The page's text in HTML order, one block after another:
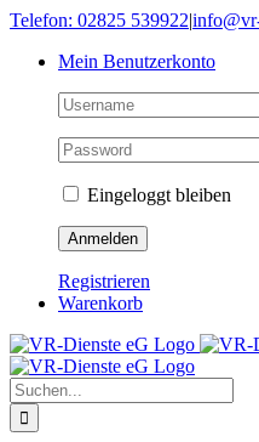
Skip
content
Telefon: 02825 539922|
Mein Benutzerkonto
Eingeloggt bleiben
Registrieren
Warenkorb
Suche
nach: